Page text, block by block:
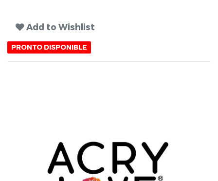
Add to Wishlist
PRONTO DISPONIBLE